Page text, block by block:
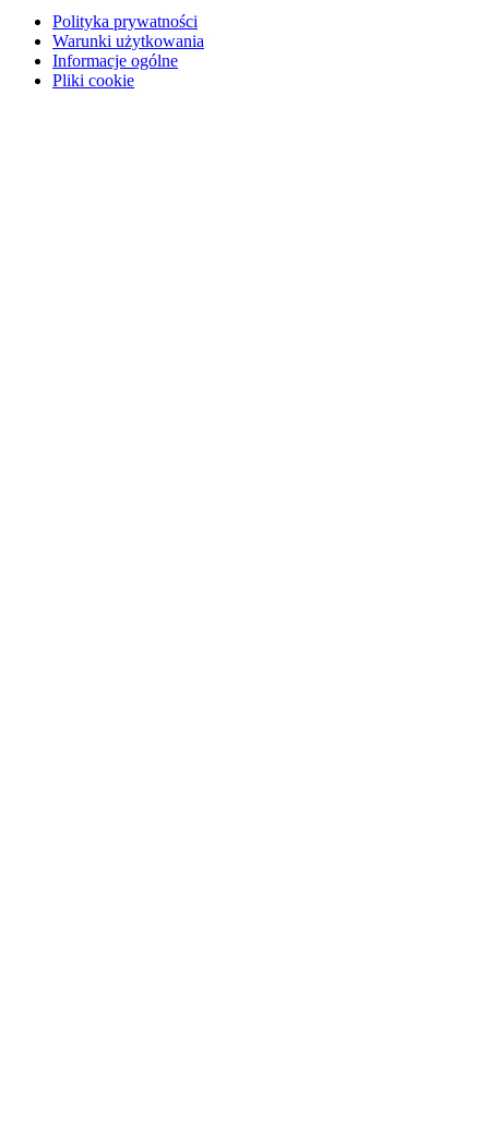
Polityka prywatności
Warunki użytkowania
Informacje ogólne
Pliki cookie